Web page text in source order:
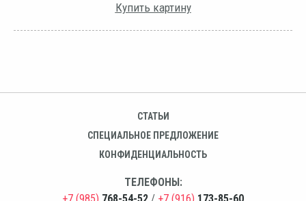
Купить картину
СТАТЬИ
СПЕЦИАЛЬНОЕ ПРЕДЛОЖЕНИЕ
КОНФИДЕНЦИАЛЬНОСТЬ
ТЕЛЕФОНЫ: